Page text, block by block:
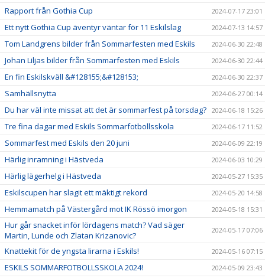
Rapport från Gothia Cup 2024-07-17 23:01
Ett nytt Gothia Cup äventyr väntar för 11 Eskilslag 2024-07-13 14:57
Tom Landgrens bilder från Sommarfesten med Eskils 2024-06-30 22:48
Johan Liljas bilder från Sommarfesten med Eskils 2024-06-30 22:44
En fin Eskilskväll &#128155;&#128153; 2024-06-30 22:37
Samhällsnytta 2024-06-27 00:14
Du har väl inte missat att det är sommarfest på torsdag? 2024-06-18 15:26
Tre fina dagar med Eskils Sommarfotbollsskola 2024-06-17 11:52
Sommarfest med Eskils den 20 juni 2024-06-09 22:19
Härlig inramning i Hästveda 2024-06-03 10:29
Härlig lägerhelg i Hästveda 2024-05-27 15:35
Eskilscupen har slagit ett mäktigt rekord 2024-05-20 14:58
Hemmamatch på Västergård mot IK Rössö imorgon 2024-05-18 15:31
Hur går snacket inför lördagens match? Vad säger
Martin, Lunde och Zlatan Krizanovic?
2024-05-17 07:06
Knattekit för de yngsta lirarna i Eskils! 2024-05-16 07:15
ESKILS SOMMARFOTBOLLSSKOLA 2024! 2024-05-09 23:43